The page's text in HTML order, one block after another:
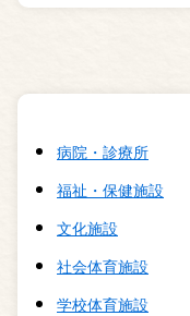
病院・診療所
福祉・保健施設
文化施設
社会体育施設
学校体育施設